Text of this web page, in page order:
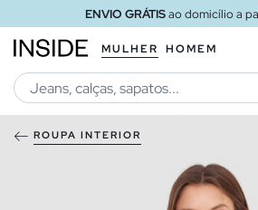
ENVIO GRÁTISao domicílio a
MULHER HOMEM
ROUPA INTERIOR